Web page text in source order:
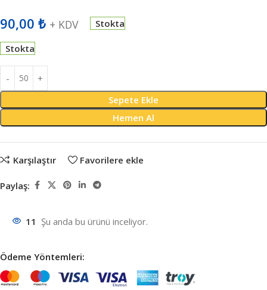
90,00 ₺ + KDV Stokta
Stokta
Sepete Ekle
Hemen Al
Karşılaştır Favorilere ekle
Paylaş:
11 Şu anda bu ürünü inceliyor.
Ödeme Yöntemleri: